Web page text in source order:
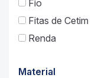
Fio
Fitas de Cetim
Renda
Material